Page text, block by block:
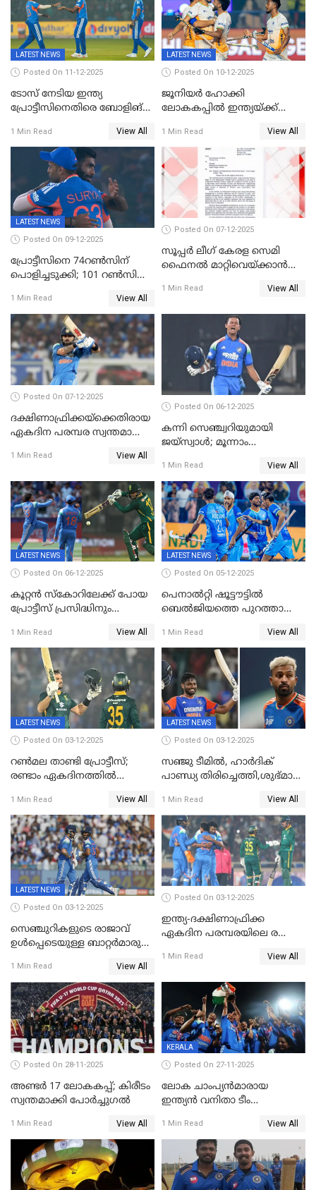
LATEST NEWS
Posted On 11-12-2025
ടോസ് നേടിയ ഇന്ത്യ
പ്രോട്ടീസിനെതിരെ ബോളിങ്
1 Min Read View All
LATEST NEWS
Posted On 10-12-2025
ജൂനിയര്‍ ഹോക്കി
ലോകകപ്പിൽ ഇന്ത്യയ്ക്ക്
1 Min Read View All
LATEST NEWS
Posted On 09-12-2025
പ്രോട്ടീസിനെ 74റൺസിന്‌
പൊളിച്ചടുക്കി; 101 റൺസിന്റെ
വിക്കറ്റ് തികയ്ക്കുന്ന
താരമായി ബുമ്ര
1 Min Read View All
Posted On 07-12-2025
സൂപ്പർ ലീഗ് കേരള സെമി
ഫൈനൽ മാറ്റിവെയ്ക്കാൻ
1 Min Read View All
Posted On 07-12-2025
ദക്ഷിണാഫ്രിക്കയ്‌ക്കെതിരായ
ഏകദിന പരമ്പര സ്വന്തമാക്കി
1 Min Read View All
Posted On 06-12-2025
കന്നി സെഞ്ച്വറിയുമായി
ജയ്‌സ്വാൾ; മൂന്നാം
പ്രോട്ടീസിനെതിരെ ജയം,
പരമ്പര
1 Min Read View All
LATEST NEWS
Posted On 06-12-2025
കൂറ്റൻ സ്കോറിലേക്ക് പോയ
പ്രോട്ടീസ് പ്രസിദ്ധിനും
അടിതെറ്റി, ഇന്ത്യക്ക് 271
റണ്‍സ് വിജയലക്ഷ്യം
1 Min Read View All
LATEST NEWS
Posted On 05-12-2025
പെനാൽറ്റി ഷൂട്ടൗട്ടിൽ
ബെൽജിയത്തെ പുറത്താക്കി;
ലോകകപ്പിൽ ഇന്ത്യ
സെമിയിൽ
1 Min Read View All
LATEST NEWS
Posted On 03-12-2025
റണ്‍മല താണ്ടി പ്രോട്ടീസ്;
രണ്ടാം ഏകദിനത്തില്‍
ഒപ്പത്തിനൊപ്പം
1 Min Read View All
LATEST NEWS
Posted On 03-12-2025
സഞ്ജു ടീമില്‍, ഹാര്‍ദിക്
പാണ്ഡ്യ തിരിച്ചെത്തി,​ശുഭ്മാൻ
ഇല്ല;
ദക്ഷിണാഫ്രിക്കയ്‌ക്കെതിരായ
ടി20 പരമ്പരയ്ക്കുള്ള ഇന്ത്യന്‍
ടീമിനെ പ്രഖ്യാപിച്ചു
1 Min Read View All
LATEST NEWS
Posted On 03-12-2025
സെഞ്ചുറികളുടെ രാജാവ്
ഉൾപ്പെടെയുള്ള ബാറ്റർമാരുടെ
ഇന്ത്യയ്ക്ക് 358 റൺസ്
1 Min Read View All
Posted On 03-12-2025
ഇന്ത്യ-ദക്ഷിണാഫ്രിക്ക
ഏകദിന പരമ്പരയിലെ രണ്ടാം
1 Min Read View All
Posted On 28-11-2025
അണ്ടര്‍ 17 ലോകകപ്പ്; കിരീടം
സ്വന്തമാക്കി പോര്‍ച്ചുഗല്‍
1 Min Read View All
KERALA
Posted On 27-11-2025
ലോക ചാംപ്യൻമാരായ
ഇന്ത്യൻ വനിതാ ടീം
മത്സരങ്ങൾ ​ഗ്രീൻഫീൽഡിൽ
1 Min Read View All